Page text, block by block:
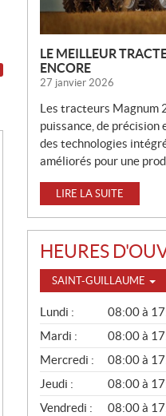
E
L
L
E
S
LE MEILLEUR
ENCORE
27 janvier 2026
Les tracteurs Magnum
puissance, de
des technologies
améliorés pour une
LIRE LA SUITE
HEURES
SAINT-GUILLAUME
G
É
N
É
R
A
L
Lundi :
08:00 à
Mardi :
08:00 à
Mercredi :
08:00 à
Jeudi :
08:00 à
Vendredi :
08:00 à